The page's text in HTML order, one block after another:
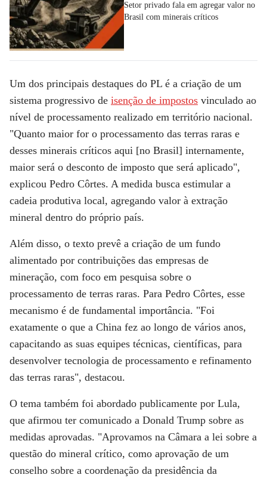
Setor privado fala em agregar valor no
Brasil com minerais críticos
Um dos principais destaques do PL é a criação de um
sistema progressivo de isenção de impostos vinculado ao
nível de processamento realizado em território nacional.
"Quanto maior for o processamento das terras raras e
desses minerais críticos aqui [no Brasil] internamente,
maior será o desconto de imposto que será aplicado",
explicou Pedro Côrtes. A medida busca estimular a
cadeia produtiva local, agregando valor à extração
mineral dentro do próprio país.
Além disso, o texto prevê a criação de um fundo
alimentado por contribuições das empresas de
mineração, com foco em pesquisa sobre o
processamento de terras raras. Para Pedro Côrtes, esse
mecanismo é de fundamental importância. "Foi
exatamente o que a China fez ao longo de vários anos,
capacitando as suas equipes técnicas, científicas, para
desenvolver tecnologia de processamento e refinamento
das terras raras", destacou.
O tema também foi abordado publicamente por Lula,
que afirmou ter comunicado a Donald Trump sobre as
medidas aprovadas. "Aprovamos na Câmara a lei sobre a
questão do mineral crítico, como aprovação de um
conselho sobre a coordenação da presidência da